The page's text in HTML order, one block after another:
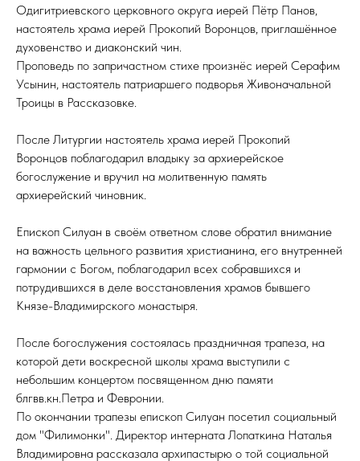
Одигитриевского церковного округа иерей Пётр Панов,
настоятель храма иерей Прокопий Воронцов, приглашённое
духовенство и диаконский чин.
Проповедь по запричастном стихе произнёс иерей Серафим
Усынин, настоятель патриаршего подворья Живоначальной
Троицы в Рассказовке.
После Литургии настоятель храма иерей Прокопий
Воронцов поблагодарил владыку за архиерейское
богослужение и вручил на молитвенную память
архиерейский чиновник.
Епископ Силуан в своём ответном слове обратил внимание
на важность цельного развития христианина, его внутренней
гармонии с Богом, поблагодарил всех собравшихся и
потрудившихся в деле восстановления храмов бывшего
Князе-Владимирского монастыря.
После богослужения состоялась праздничная трапеза, на
которой дети воскресной школы храма выступили с
небольшим концертом посвященном дню памяти
блгвв.кн.Петра и Февронии.
По окончании трапезы епископ Силуан посетил социальный
дом "Филимонки". Директор интерната Лопаткина Наталья
Владимировна рассказала архипастырю о той социальной